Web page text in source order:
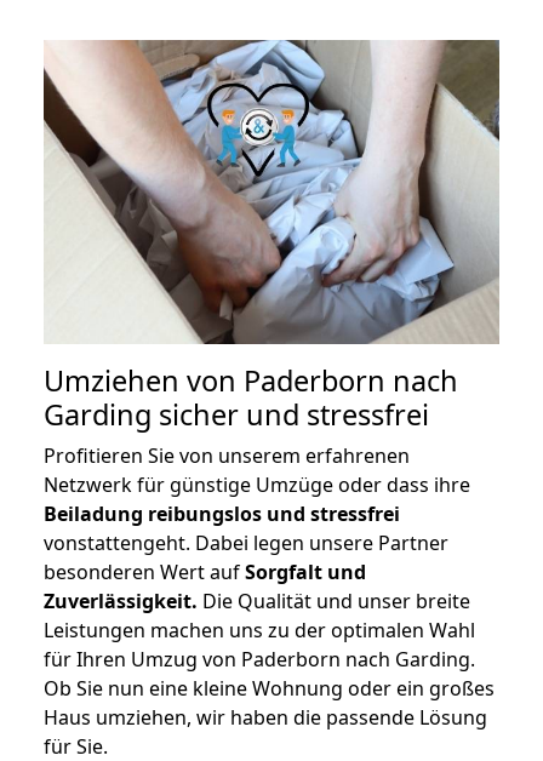
Umziehen von Paderborn nach
Garding sicher und stressfrei
Profitieren Sie von unserem erfahrenen
Netzwerk für günstige Umzüge oder dass ihre
Beiladung reibungslos und stressfrei
vonstattengeht. Dabei legen unsere Partner
besonderen Wert aufSorgfalt und
Zuverlässigkeit. Die Qualität und unser breite
Leistungen machen uns zu der optimalen Wahl
für Ihren Umzug von Paderborn nach Garding.
Ob Sie nun eine kleine Wohnung oder ein großes
Haus umziehen, wir haben die passende Lösung
für Sie.